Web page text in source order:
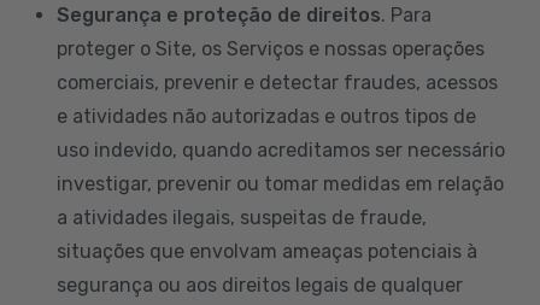
Segurança e proteção de direitos. Para
proteger o Site, os Serviços e nossas operações
comerciais, prevenir e detectar fraudes, acessos
e atividades não autorizadas e outros tipos de
uso indevido, quando acreditamos ser necessário
investigar, prevenir ou tomar medidas em relação
a atividades ilegais, suspeitas de fraude,
situações que envolvam ameaças potenciais à
segurança ou aos direitos legais de qualquer